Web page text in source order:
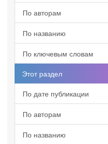
По авторам
По названию
По ключевым словам
Этот раздел
По дате публикации
По авторам
По названию